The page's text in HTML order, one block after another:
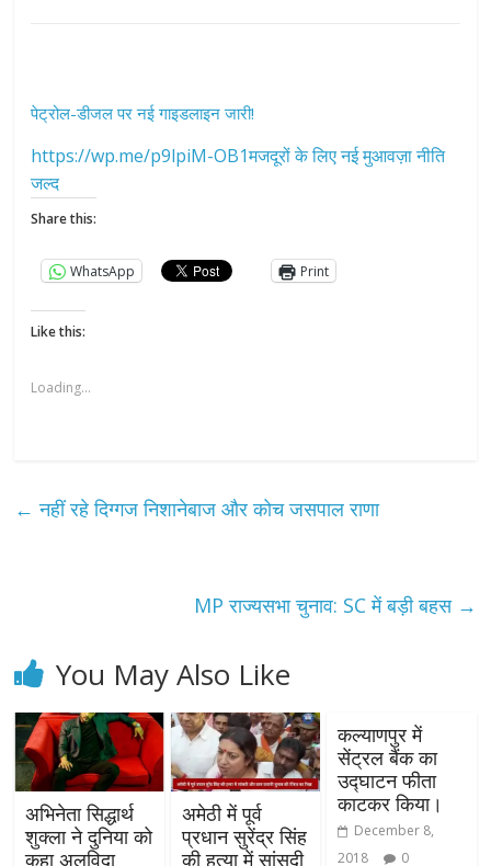
पेट्रोल-डीजल पर नई गाइडलाइन जारी!
https://wp.me/p9lpiM-OB1मजदूरों के लिए नई मुआवज़ा नीति
जल्द
Share this:
WhatsApp Print
Like this:
Loading...
← नहीं रहे दिग्गज निशानेबाज और कोच जसपाल राणा
MP राज्यसभा चुनाव: SC में बड़ी बहस →
You May Also Like
अभिनेता सिद्धार्थ
शुक्ला ने दुनिया को
कहा अलविदा
अमेठी में पूर्व
प्रधान सुरेंद्र सिंह
की हत्या में सांसदी
कल्याणपुर में
सेंट्रल बैंक का
उद्घाटन फीता
काटकर किया।
December 8,
2018
0